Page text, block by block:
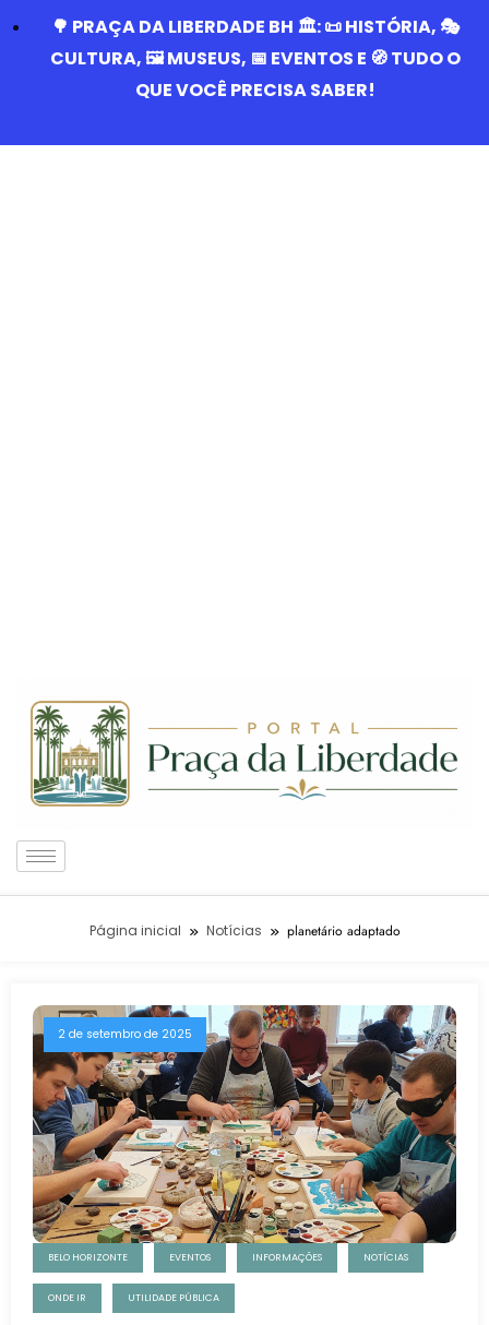
🌳 PRAÇA DA LIBERDADE BH 🏛️: 📜 HISTÓRIA, 🎭
CULTURA, 🖼️ MUSEUS, 📅 EVENTOS E 🧭 TUDO O
QUE VOCÊ PRECISA SABER!
Página inicial Notícias planetário adaptado
2 de setembro de 2025
BELO HORIZONTE EVENTOS INFORMAÇÕES NOTÍCIAS
ONDE IR UTILIDADE PÚBLICA